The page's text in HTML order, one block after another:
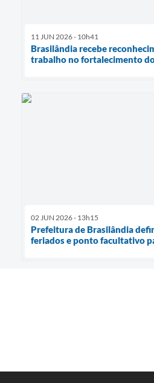
11 JUN 2026 - 10h41
Brasilândia recebe
trabalho no fortalecimento
02 JUN 2026 - 13h15
Prefeitura de Brasilândia
feriados e ponto facultativo